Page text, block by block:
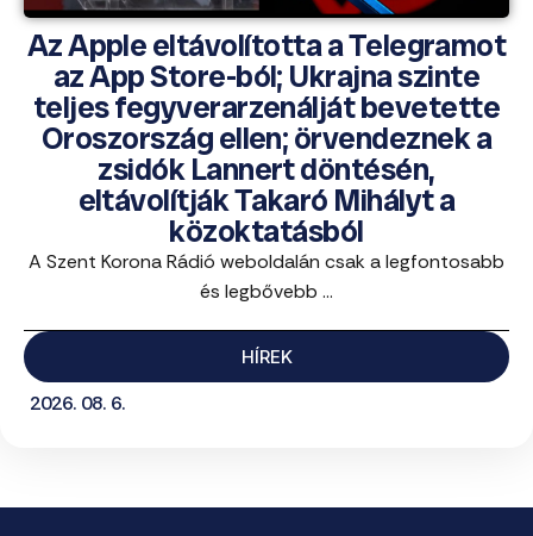
Az Apple eltávolította a Telegramot
az App Store-ból; Ukrajna szinte
teljes fegyverarzenálját bevetette
Oroszország ellen; örvendeznek a
zsidók Lannert döntésén,
eltávolítják Takaró Mihályt a
közoktatásból
A Szent Korona Rádió weboldalán csak a legfontosabb
és legbővebb ...
HÍREK
2026. 08. 6.